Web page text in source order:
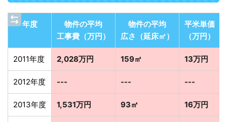
年度
物件の平均
工事費（万円）
物件の平均
広さ（延床㎡）
平米単価
（万円）
2011年度 2,028万円 159㎡ 13万円
2012年度 --- --- ---
2013年度 1,531万円 93㎡ 16万円